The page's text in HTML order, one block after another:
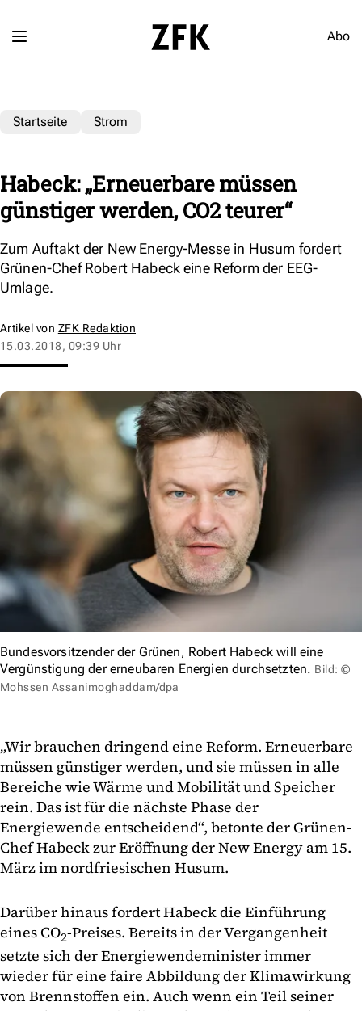
Abo
Startseite Strom
Habeck: „Erneuerbare müssen
günstiger werden, CO2 teurer“
Zum Auftakt der New Energy-Messe in Husum fordert
Grünen-Chef Robert Habeck eine Reform der EEG-
Umlage.
Artikel von ZFK Redaktion
15.03.2018, 09:39 Uhr
Bundesvorsitzender der Grünen, Robert Habeck will eine
Vergünstigung der erneubaren Energien durchsetzten. Bild: ©
Mohssen Assanimoghaddam/dpa
„Wir brauchen dringend eine Reform. Erneuerbare
müssen günstiger werden, und sie müssen in alle
Bereiche wie Wärme und Mobilität und Speicher
rein. Das ist für die nächste Phase der
Energiewende entscheidend“, betonte der Grünen-
Chef Habeck zur Eröffnung der New Energy am 15.
März im nordfriesischen Husum.
Darüber hinaus fordert Habeck die Einführung
eines CO2-Preises. Bereits in der Vergangenheit
setzte sich der Energiewendeminister immer
wieder für eine faire Abbildung der Klimawirkung
von Brennstoffen ein. Auch wenn ein Teil seiner